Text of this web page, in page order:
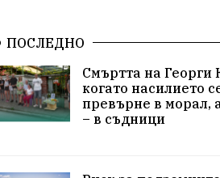
ПОСЛЕДНО
Смъртта на Георги
когато насилието
превърне в морал,
– в съдници